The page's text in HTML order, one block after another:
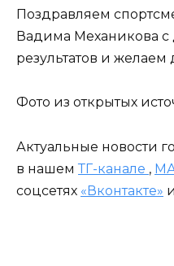
Поздравляем
Вадима Механикова
результатов и
Фото из открытых
Актуальные новости
в нашем ТГ-канале ,
соцсетях «Вконтакте» и